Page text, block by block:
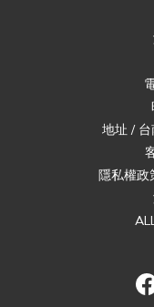
地址 /
隱私權政